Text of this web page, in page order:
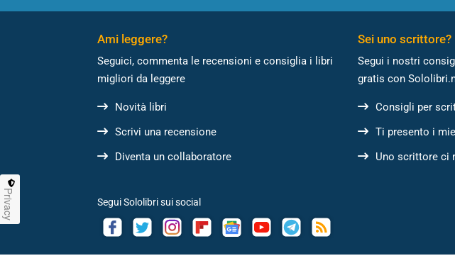
Ami leggere?
Seguici, commenta le recensioni e consiglia i libri
migliori da leggere
Novità libri
Scrivi una recensione
Diventa un collaboratore
Sei uno scrittore?
Segui i nostri
gratis con
Consigli per
Ti presento i
Uno scrittore ci
Segui Sololibri sui social
Privacy